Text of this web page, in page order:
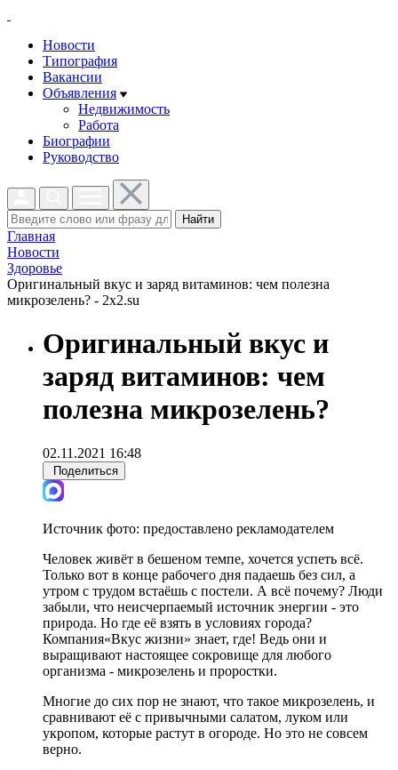
Новости
Типография
Вакансии
Объявления
Недвижимость
Работа
Биографии
Руководство
Найти
Главная
Новости
Здоровье
Оригинальный вкус и заряд витаминов: чем полезна
микрозелень? - 2x2.su
Оригинальный вкус и
заряд витаминов: чем
полезна микрозелень?
02.11.2021 16:48
Поделиться
Источник фото: предоставлено рекламодателем
Человек живёт в бешеном темпе, хочется успеть всё.
Только вот в конце рабочего дня падаешь без сил, а
утром с трудом встаёшь с постели. А всё почему? Люди
забыли, что неисчерпаемый источник энергии - это
природа. Но где её взять в условиях города?
Компания«Вкус жизни» знает, где! Ведь они и
выращивают настоящее сокровище для любого
организма - микрозелень и проростки.
Многие до сих пор не знают, что такое микрозелень, и
сравнивают её с привычными салатом, луком или
укропом, которые растут в огороде. Но это не совсем
верно.